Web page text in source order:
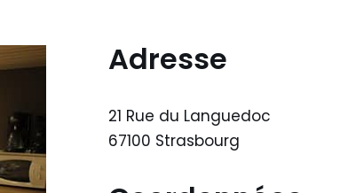
Adresse
21 Rue du Languedoc
67100 Strasbourg